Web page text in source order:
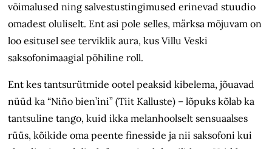
võimalused ning salvestustingimused erinevad stuudio
omadest oluliselt. Ent asi pole selles, märksa mõjuvam on
loo esitusel see terviklik aura, kus Villu Veski
saksofonimaagial põhiline roll.
Ent kes tantsurütmide ootel peaksid kibelema, jõuavad
nüüd ka “Niño bien’ini” (Tiit Kalluste) – lõpuks kõlab ka
tantsuline tango, kuid ikka melanhoolselt sensuaalses
rüüs, kõikide oma peente finesside ja nii saksofoni kui